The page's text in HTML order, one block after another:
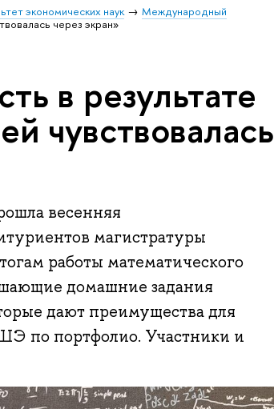
экономических наук
Международный
через экран»
в результате
чувствовалась
весенняя
магистратуры
работы математического
домашние задания
дают преимущества для
по портфолио. Участники и